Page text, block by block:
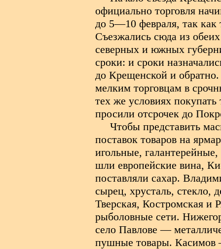
официально торговля
до 5—10 февраля, так как
Съезжались сюда из
северных и южных
сроки: и сроки
до Крещенской и
мелким торговцам в
тех же условиях
просили отсрочек до
Чтобы представить
поставок товаров на
игольные,
шли европейские вина,
поставляли сахар.
сырец, хрусталь, стекло,
Тверская, Костромская и
рыболовные сети.
село Павлове —
пушные товары. Касимов